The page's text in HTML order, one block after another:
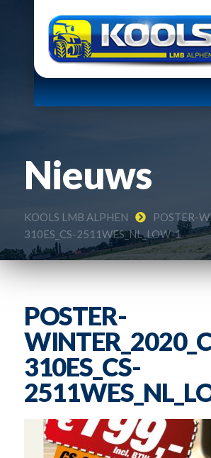
Nieuws
KOOLS LMB ALPHEN
POSTER-
310ES_CS-2511WES_NL_LOW-1
POSTER-
310ES_CS-